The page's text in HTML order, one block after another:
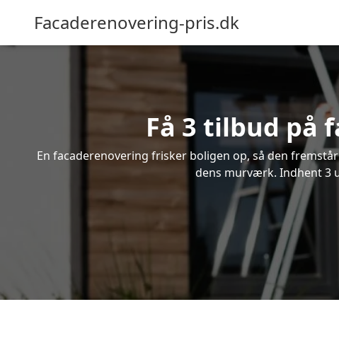
Facaderenovering-pris.dk
Få 3 tilbud på
En facaderenovering frisker boligen op, så den
dens murværk. Indhent 3